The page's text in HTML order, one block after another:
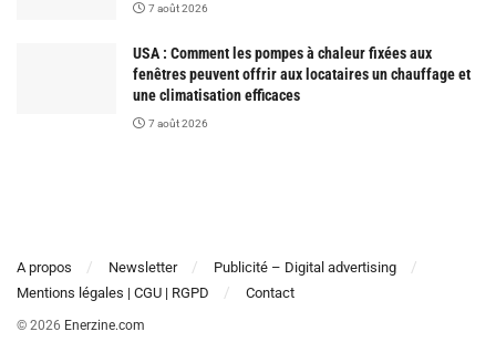
7 août 2026
USA : Comment les pompes à chaleur fixées aux
fenêtres peuvent offrir aux locataires un chauffage et
une climatisation efficaces
7 août 2026
A propos Newsletter
Publicité – Digital advertising
Mentions légales | CGU | RGPD
Contact
© 2026 Enerzine.com